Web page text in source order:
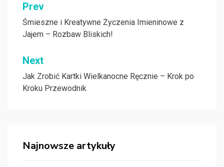
Nawigacja
wpisu
Prev
Śmieszne i Kreatywne Życzenia Imieninowe z
Jajem – Rozbaw Bliskich!
Next
Jak Zrobić Kartki Wielkanocne Ręcznie – Krok po
Kroku Przewodnik
Najnowsze artykuły